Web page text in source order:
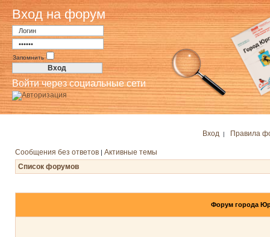
Вход на форум
Запомнить
Войти через социальные сети
Вход | Правила
Сообщения без ответов | Активные темы
Список форумов
Форум города